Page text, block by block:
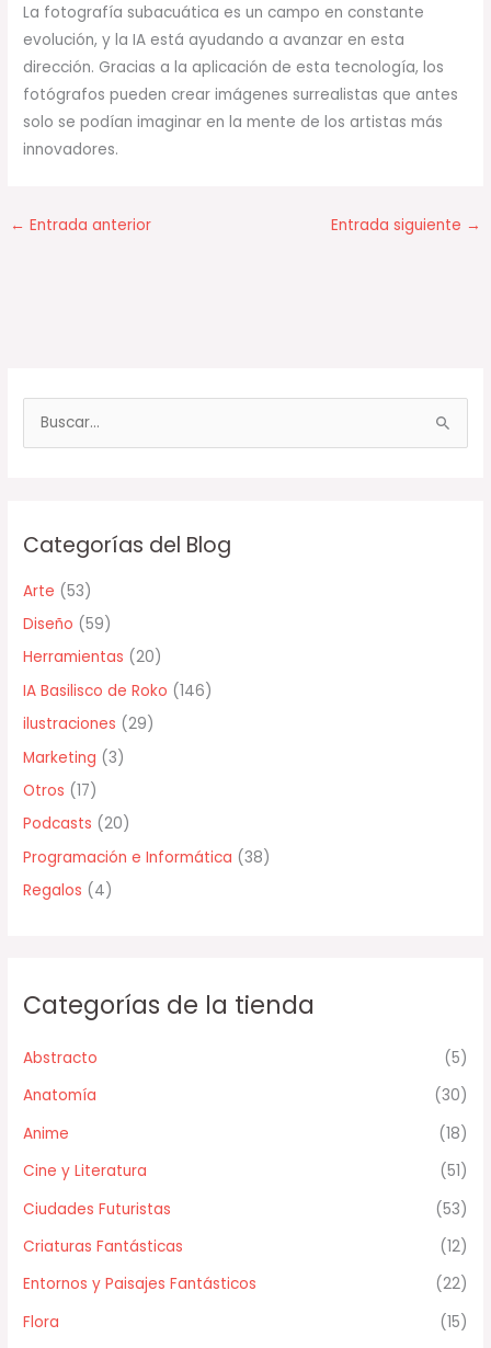
La fotografía subacuática es un campo en constante
evolución, y la IA está ayudando a avanzar en esta
dirección. Gracias a la aplicación de esta tecnología, los
fotógrafos pueden crear imágenes surrealistas que antes
solo se podían imaginar en la mente de los artistas más
innovadores.
← Entrada anterior Entrada siguiente →
u
a
p
o
r
:
Categorías del Blog
Arte (53)
Diseño (59)
Herramientas (20)
IA Basilisco de Roko (146)
ilustraciones (29)
Marketing (3)
Otros (17)
Podcasts (20)
Programación e Informática (38)
Regalos (4)
Categorías de la tienda
Abstracto
(5)
Anatomía
(30)
Anime
(18)
Cine y Literatura
(51)
Ciudades Futuristas
(53)
Criaturas Fantásticas
(12)
Entornos y Paisajes Fantásticos
(22)
Flora
(15)